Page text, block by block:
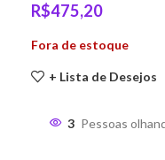
R$475,20
Fora de estoque
+ Lista de Desejos
3 Pessoas